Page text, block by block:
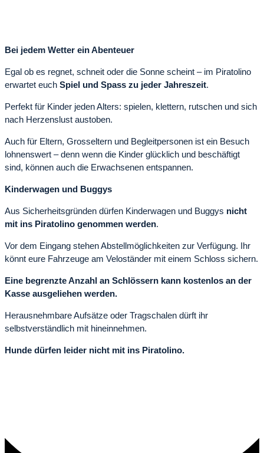
Bei jedem Wetter ein Abenteuer
Egal ob es regnet, schneit oder die Sonne scheint – im Piratolino
erwartet euch Spiel und Spass zu jeder Jahreszeit.
Perfekt für Kinder jeden Alters: spielen, klettern, rutschen und sich
nach Herzenslust austoben.
Auch für Eltern, Grosseltern und Begleitpersonen ist ein Besuch
lohnenswert – denn wenn die Kinder glücklich und beschäftigt
sind, können auch die Erwachsenen entspannen.
Kinderwagen und Buggys
Aus Sicherheitsgründen dürfen Kinderwagen und Buggys nicht
mit ins Piratolino genommen werden.
Vor dem Eingang stehen Abstellmöglichkeiten zur Verfügung. Ihr
könnt eure Fahrzeuge am Veloständer mit einem Schloss sichern.
Eine begrenzte Anzahl an Schlössern kann kostenlos an der
Kasse ausgeliehen werden.
Herausnehmbare Aufsätze oder Tragschalen dürft ihr
selbstverständlich mit hineinnehmen.
Hunde dürfen leider nicht mit ins Piratolino.